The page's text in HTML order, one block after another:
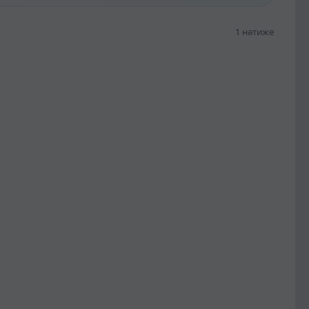
1 нәтиже